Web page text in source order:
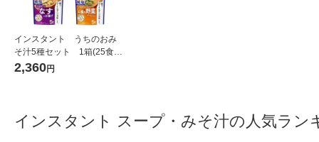
インスタント うちのおみ
そ汁5種セット 1箱(25食
入) アマノフーズ インスタ
2,360円
インスタント スープ・みそ汁の人気ラン